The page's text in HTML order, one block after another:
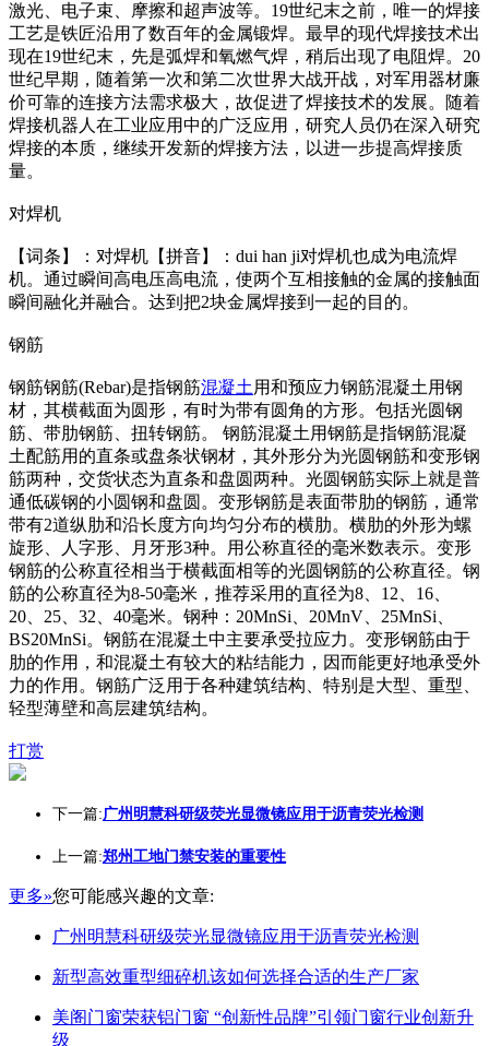
激光、电子束、摩擦和超声波等。19世纪末之前，唯一的焊接
工艺是铁匠沿用了数百年的金属锻焊。最早的现代焊接技术出
现在19世纪末，先是弧焊和氧燃气焊，稍后出现了电阻焊。20
世纪早期，随着第一次和第二次世界大战开战，对军用器材廉
价可靠的连接方法需求极大，故促进了焊接技术的发展。随着
焊接机器人在工业应用中的广泛应用，研究人员仍在深入研究
焊接的本质，继续开发新的焊接方法，以进一步提高焊接质
量。
对焊机
【词条】：对焊机【拼音】：dui han ji对焊机也成为电流焊
机。通过瞬间高电压高电流，使两个互相接触的金属的接触面
瞬间融化并融合。达到把2块金属焊接到一起的目的。
钢筋
钢筋钢筋(Rebar)是指钢筋混凝土 用和预应力钢筋混凝土用钢
材，其横截面为圆形，有时为带有圆角的方形。包括光圆钢
筋、带肋钢筋、扭转钢筋。 钢筋混凝土用钢筋是指钢筋混凝
土配筋用的直条或盘条状钢材，其外形分为光圆钢筋和变形钢
筋两种，交货状态为直条和盘圆两种。光圆钢筋实际上就是普
通低碳钢的小圆钢和盘圆。变形钢筋是表面带肋的钢筋，通常
带有2道纵肋和沿长度方向均匀分布的横肋。横肋的外形为螺
旋形、人字形、月牙形3种。用公称直径的毫米数表示。变形
钢筋的公称直径相当于横截面相等的光圆钢筋的公称直径。钢
筋的公称直径为8-50毫米，推荐采用的直径为8、12、16、
20、25、32、40毫米。钢种：20MnSi、20MnV、25MnSi、
BS20MnSi。钢筋在混凝土中主要承受拉应力。变形钢筋由于
肋的作用，和混凝土有较大的粘结能力，因而能更好地承受外
力的作用。钢筋广泛用于各种建筑结构、特别是大型、重型、
轻型薄壁和高层建筑结构。
打赏
下一篇:广州明慧科研级荧光显微镜应用于沥青荧光检测
上一篇:郑州工地门禁安装的重要性
更多»您可能感兴趣的文章:
广州明慧科研级荧光显微镜应用于沥青荧光检测
新型高效重型细碎机该如何选择合适的生产厂家
美阁门窗荣获铝门窗 “创新性品牌”引领门窗行业创新升
级